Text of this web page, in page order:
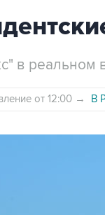
в реальном
от 12:00 → В